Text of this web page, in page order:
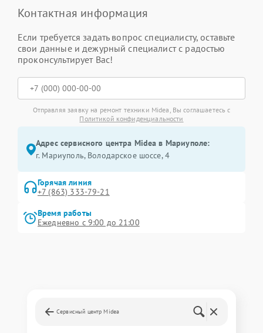
Контактная информация
Если требуется задать вопрос специалисту, оставьте
свои данные и дежурный специалист с радостью
проконсультирует Вас!
Отправляя заявку на ремонт техники Midea, Вы соглашаетесь с
Политикой конфиденциальности
Адрес сервисного центра Midea в Мариуполе:
г. Мариуполь, Володарское шоссе, 4
Горячая линия
+7 (863) 333-79-21
Время работы
Ежедневно с 9:00 до 21:00
Сервисный центр Midea